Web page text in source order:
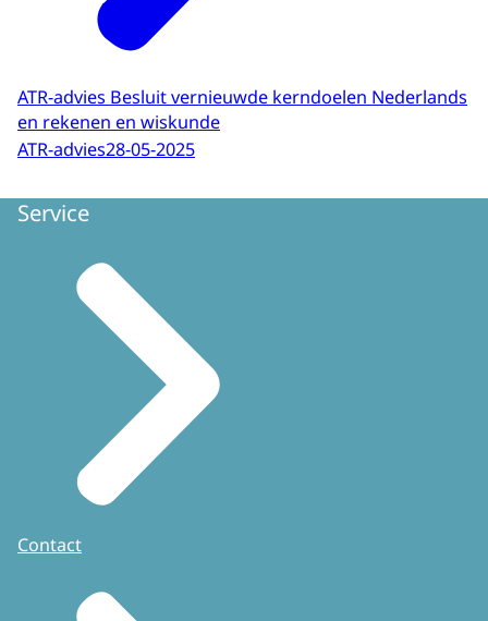
ATR-advies Besluit vernieuwde kerndoelen Nederlands
en rekenen en wiskunde
ATR-advies28-05-2025
Service
Contact